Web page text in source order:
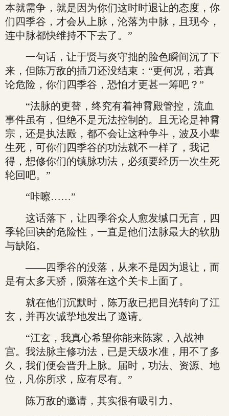
本就需争，就是因为你们这时时退让的态度，你
们四季谷，才会从上脉，沦落为中脉，且现今，
连中脉都快维持不下去了。”
一句话，让于贤与炎守拙的脸色瞬间沉了下
来，但陈万敌的插刀还没结束：“更何况，若真
论危险，你们四季谷，恐怕才更甚一筹吧？”
“法脉的更替，终究有着神霄殿管控，流血
事件虽有，但绝不是无法控制的。且无论是神霄
宗，还是执法殿，都不会让这种争斗，波及小辈
生死，可你们四季谷的功法就不一样了，我记
得，想修你们的镇脉功法，必须要经历一次生死
轮回吧。”
“咔嚓……”
这话落下，让四季谷众人愈发缄口无言，四
季轮回诀的危险性，一直是他们法脉最大的软肋
与缺陷。
——四季谷的没落，从来不是因为退让，而
是有太多天骄，陨落在这个关卡上面了。
就在他们沉默时，陈万敌已把目光转向了江
玄，并再次诚挚地发出了邀请。
“江玄，我真心希望你能来陈家，入战神
宫。我法脉主修功法，已是天级水准，用不了多
久，我们便会晋升上脉。届时，功法、资源、地
位，凡你所求，应有尽有。”
陈万敌的邀请，其实很有吸引力。